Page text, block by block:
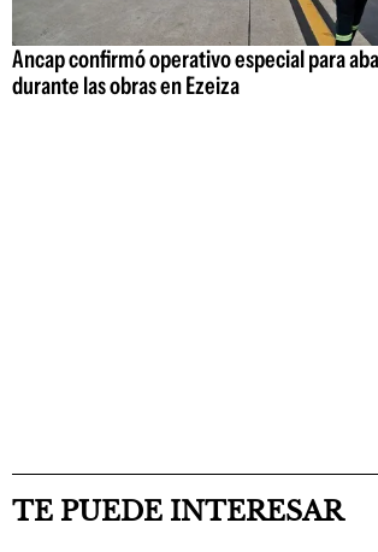
Ancap confirmó operativo especial para
durante las obras en Ezeiza
TE PUEDE INTERESAR